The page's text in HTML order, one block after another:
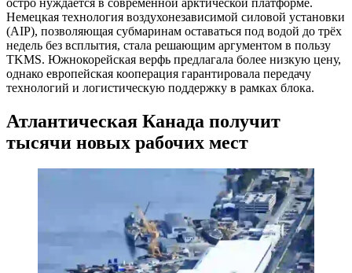
Немецкая технология воздухонезависимой силовой установки
(AIP), позволяющая субмаринам оставаться под водой до трёх
недель без всплытия, стала решающим аргументом в пользу
TKMS. Южнокорейская верфь предлагала более низкую цену,
однако европейская кооперация гарантировала передачу
технологий и логистическую поддержку в рамках блока.
Атлантическая Канада получит
тысячи новых рабочих мест